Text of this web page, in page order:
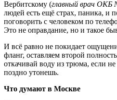
Вербитскому (главный врач ОКБ
людей есть ещё страх, паника, и
поговорить с человеком по
Это не оправдание, но и такое
И всё равно не покидает
фланг, оставляем второй
откачивай воду из трюма, если
поздно утонешь.
Что думают в Москве